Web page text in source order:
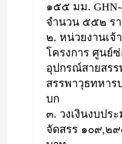
๑๕๕ มม. GHN-
จำนวน ๕๕๒ รา
๒. หน่วยงานเจ้
โครงการ ศูนย์
อุปกรณ์สายสรร
สรรพาวุธทหาร
บก
๓. วงเงินงบปร
จัดสรร ๑๐๙,๒